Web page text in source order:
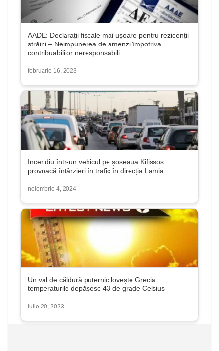
AADE: Declarații fiscale mai ușoare pentru rezidenții
străini – Neimpunerea de amenzi împotriva
contribuabililor neresponsabili
februarie 16, 2023
Incendiu într-un vehicul pe șoseaua Kifissos
provoacă întârzieri în trafic în direcția Lamia
noiembrie 4, 2024
Un val de căldură puternic lovește Grecia:
temperaturile depășesc 43 de grade Celsius
iulie 20, 2023